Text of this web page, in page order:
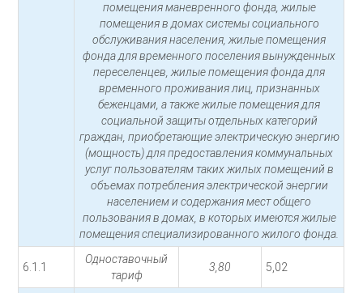
помещения маневренного фонда, жилые
помещения в домах системы социального
обслуживания населения, жилые помещения
фонда для временного поселения вынужденных
переселенцев, жилые помещения фонда для
временного проживания лиц, признанных
беженцами, а также жилые помещения для
социальной защиты отдельных категорий
граждан, приобретающие электрическую энергию
(мощность) для предоставления коммунальных
услуг пользователям таких жилых помещений в
объемах потребления электрической энергии
населением и содержания мест общего
пользования в домах, в которых имеются жилые
помещения специализированного жилого фонда.
6.1.1
Одноставочный
тариф
3,80 5,02